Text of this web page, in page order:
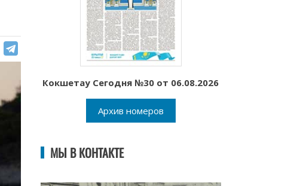
Кокшетау Сегодня №30 от 06.08.2026
Архив номеров
МЫ В КОНТАКТЕ